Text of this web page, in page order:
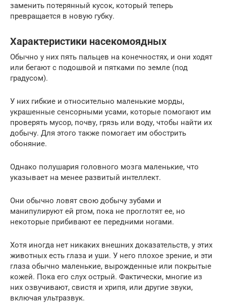
заменить потерянный кусок, который теперь
превращается в новую губку.
Характеристики насекомоядных
Обычно у них пять пальцев на конечностях, и они ходят
или бегают с подошвой и пятками по земле (под
градусом).
У них гибкие и относительно маленькие морды,
украшенные сенсорными усами, которые помогают им
проверять мусор, почву, грязь или воду, чтобы найти их
добычу. Для этого также помогает им обострить
обоняние.
Однако полушария головного мозга маленькие, что
указывает на менее развитый интеллект.
Они обычно ловят свою добычу зубами и
манипулируют ей ртом, пока не проглотят ее, но
некоторые прибивают ее передними ногами.
Хотя иногда нет никаких внешних доказательств, у этих
животных есть глаза и уши. У него плохое зрение, и эти
глаза обычно маленькие, вырожденные или покрытые
кожей. Пока его слух острый. Фактически, многие из
них озвучивают, свистя и хрипя, или другие звуки,
включая ультразвук.